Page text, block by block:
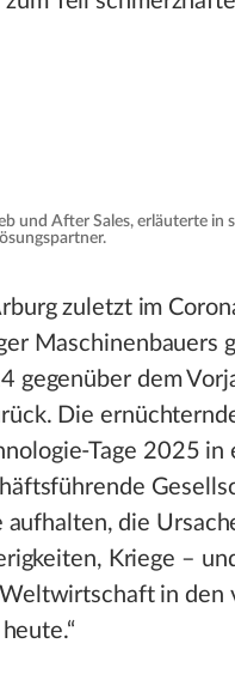
und After Sales, erläuterte in
zuletzt im
Maschinenbauers
gegenüber dem
Die
Tage 2025 in
die
Kriege –
in den